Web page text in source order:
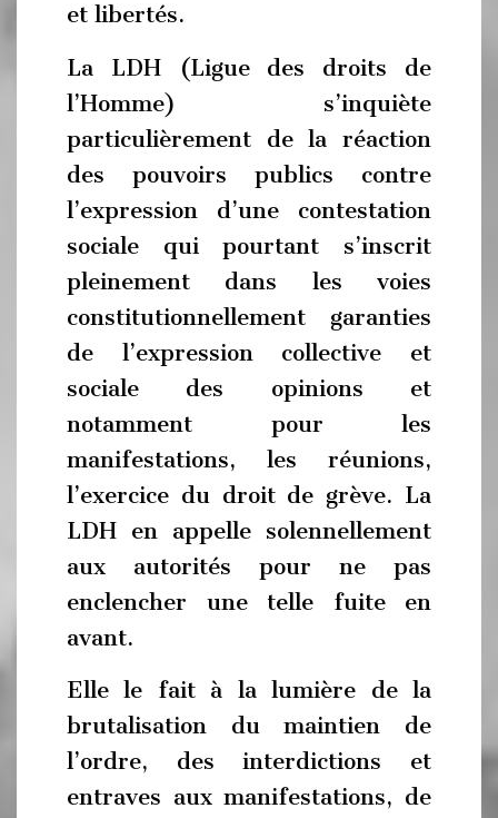
et libertés.
La LDH (Ligue des droits de
l’Homme) s’inquiète
particulièrement de la réaction
des pouvoirs publics contre
l’expression d’une contestation
sociale qui pourtant s’inscrit
pleinement dans les voies
constitutionnellement garanties
de l’expression collective et
sociale des opinions et
notamment pour les
manifestations, les réunions,
l’exercice du droit de grève. La
LDH en appelle solennellement
aux autorités pour ne pas
enclencher une telle fuite en
avant.
Elle le fait à la lumière de la
brutalisation du maintien de
l’ordre, des interdictions et
entraves aux manifestations, de